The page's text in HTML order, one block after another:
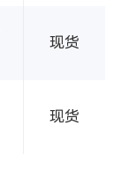
现货
现货